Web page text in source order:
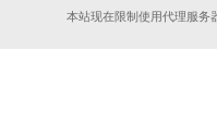
本站现在限制使用代理服务